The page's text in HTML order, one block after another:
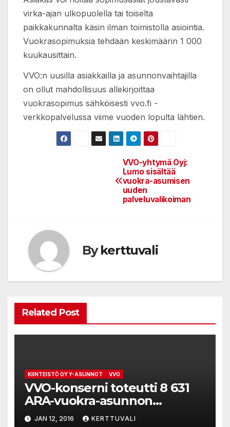
virka-ajan ulkopuolella tai toiselta
paikkakunnalta käsin ilman toimistolla asiointia.
Vuokrasopimuksia tehdään keskimäärin 1 000
kuukausittain.
VVO:n uusilla asiakkailla ja asunnonvaihtajilla
on ollut mahdollisuus allekirjoittaa
vuokrasopimus sähköisesti vvo.fi -
verkkopalvelussa viime vuoden lopulta lähtien.
VVO-yhtymä Oyj:
Lumo sisältää
vuokra-asumisen
uuden
palveluvalikoiman
Bykerttuvali
Related Post
KIINTEISTÖ OY Y-ASUNNOT VVO
VVO-konserni toteutti 8 631
ARA-vuokra-asunnon
myynnin Y-Asunnoille
JAN 12, 2016 KERTTUVALI